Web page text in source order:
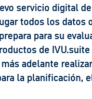
servicio digital
todos los datos
para su
de
adelante
la planificación,